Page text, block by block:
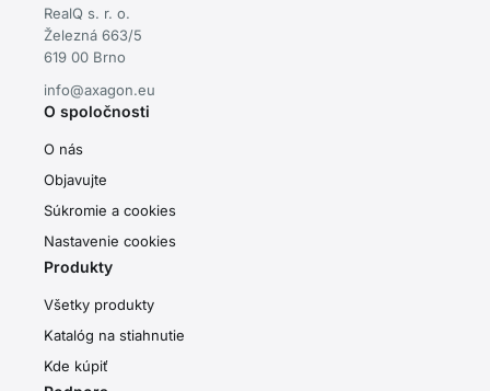
RealQ s. r. o.
Železná 663/5
619 00 Brno
info@axagon.eu
O spoločnosti
O nás
Objavujte
Súkromie a cookies
Nastavenie cookies
Produkty
Všetky produkty
Katalóg na stiahnutie
Kde kúpiť